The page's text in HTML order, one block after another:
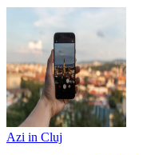
Azi in Cluj